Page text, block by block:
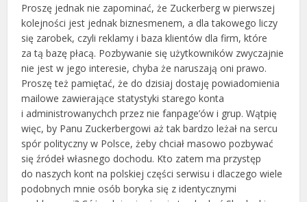
Proszę jednak nie zapominać, że Zuckerberg w pierwszej
kolejności jest jednak biznesmenem, a dla takowego liczy
się zarobek, czyli reklamy i baza klientów dla firm, które
za tą bazę płacą. Pozbywanie się użytkowników zwyczajnie
nie jest w jego interesie, chyba że naruszają oni prawo.
Proszę też pamiętać, że do dzisiaj dostaję powiadomienia
mailowe zawierające statystyki starego konta
i administrowanychch przez nie fanpage’ów i grup. Wątpię
więc, by Panu Zuckerbergowi aż tak bardzo leżał na sercu
spór polityczny w Polsce, żeby chciał masowo pozbywać
się źródeł własnego dochodu. Kto zatem ma przystęp
do naszych kont na polskiej części serwisu i dlaczego wiele
podobnych mnie osób boryka się z identycznymi